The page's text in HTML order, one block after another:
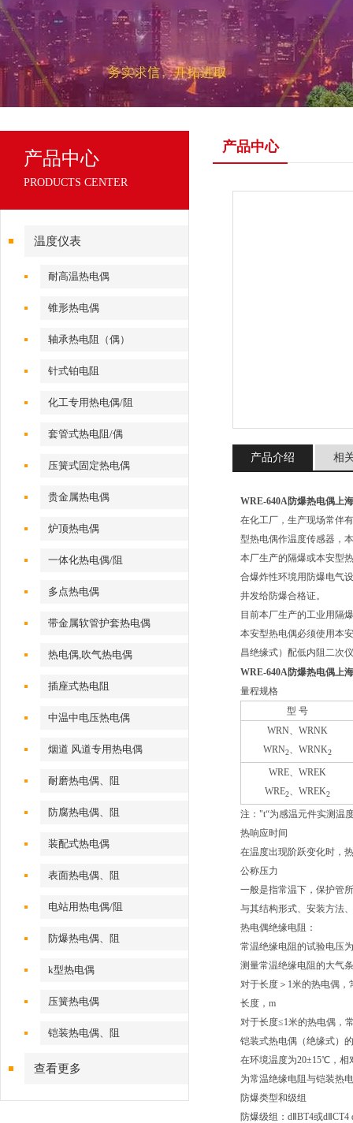
产品中心
PRODUCTS CENTER
温度仪表
耐高温热电偶
锥形热电偶
轴承热电阻（偶）
针式铂电阻
化工专用热电偶/阻
套管式热电阻/偶
压簧式固定热电偶
贵金属热电偶
炉顶热电偶
一体化热电偶/阻
多点热电偶
带金属软管护套热电偶
热电偶,吹气热电偶
插座式热电阻
中温中电压热电偶
烟道 风道专用热电偶
耐磨热电偶、阻
防腐热电偶、阻
装配式热电偶
表面热电偶、阻
电站用热电偶/阻
防爆热电偶、阻
k型热电偶
压簧热电偶
铠装热电偶、阻
查看更多
产品中心
产品介绍 相
WRE-640A防爆热电偶上
在化工厂，生产现场常伴
型热电偶作温度传感器，
本厂生产的隔爆或本安型
合爆炸性环境用防爆电气
井发给防爆合格证。
目前本厂生产的工业用隔
本安型热电偶必须使用本
昌绝缘式）配低内阻二次
WRE-640A防爆热电偶上
量程规格
型 号
WRN、WRNK
WRN2、WRNK2
WRE、WREK
WRE2、WREK2
注："t“为感温元件实测温
热响应时间
在温度出现阶跃变化时，
公称压力
一般是指常温下，保护管
与其结构形式、安装方法
热电偶绝缘电阻：
常温绝缘电阻的试验电压
测量常温绝缘电阻的大气
对于长度＞1米的热电偶
长度，m
对于长度≤1米的热电偶，
铠装式热电偶（绝缘式）
在环境温度为20±15℃ ，
为常温绝缘电阻与铠装热
防爆类型和级组
防爆级组：d BT4或d CT4